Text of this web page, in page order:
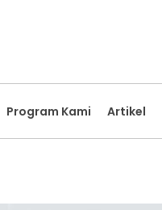
Program Kami Artikel